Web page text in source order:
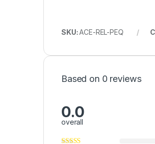
SKU:ACE-REL-PEQ
Based on 0 reviews
0.0
overall